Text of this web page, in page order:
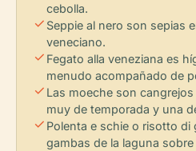
cebolla.
check Seppie al nero son sepias
veneciano.
check Fegato alla veneziana es
menudo acompañado de
check Las moeche son
muy de temporada y una
check Polenta e schie o risotto di
gambas de la laguna